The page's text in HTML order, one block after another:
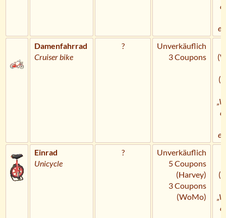
Damenfahrrad
Cruiser bike
?
Unverkäuflich
3 Coupons
Einrad
Unicycle
?
Unverkäuflich
5 Coupons
(Harvey)
3 Coupons
(WoMo)